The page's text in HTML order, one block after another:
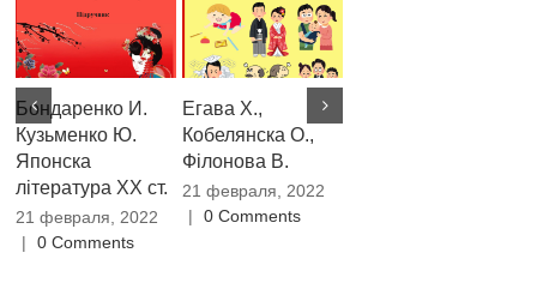
Бондаренко И.
Кузьменко Ю.
Японска
література XX ст.
21 февраля, 2022
|
0 Comments
Егава Х.,
Кобелянска О.,
Філонова В.
21 февраля, 2022
|
0 Comments